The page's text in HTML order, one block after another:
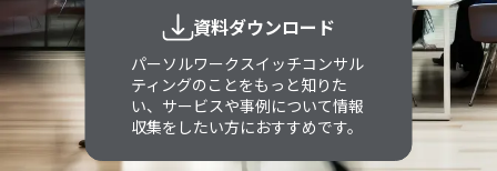
資料ダウンロード
パーソルワークスイッチコンサル
ティングのことをもっと知りた
い、サービスや事例について情報
収集をしたい方におすすめです。